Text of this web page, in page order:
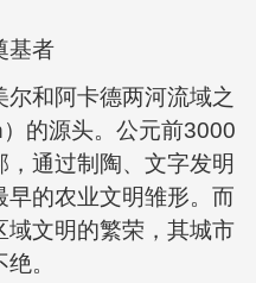
基者
和阿卡德两河流域之
的源头。公元前3000
通过制陶、文字发明
的农业文明雏形。而
域文明的繁荣，其城市
。